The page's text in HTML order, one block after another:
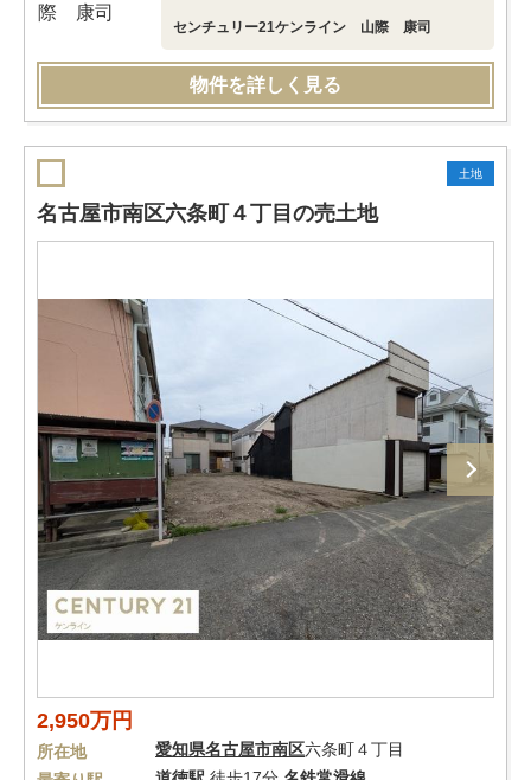
センチュリー21ケンライン 山際 康司
物件を詳しく見る
土地
名古屋市南区六条町４丁目の売土地
2,950万円
所在地 愛知県名古屋市南区六条町４丁目